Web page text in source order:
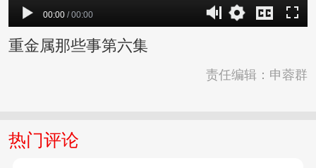
00:00 / 00:00
重金属那些事第六集
责任编辑：申蓉群
热门评论